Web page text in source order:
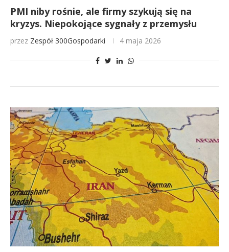
PMI niby rośnie, ale firmy szykują się na
kryzys. Niepokojące sygnały z przemysłu
przez Zespół 300Gospodarki 4 maja 2026